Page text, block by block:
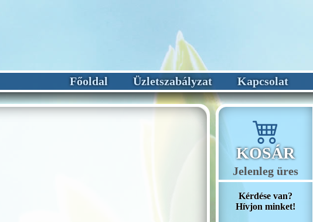
Főoldal Üzletszabályzat Kapcsolat
KOSÁR
Jelenleg üres
Kérdése van?
Hívjon minket!